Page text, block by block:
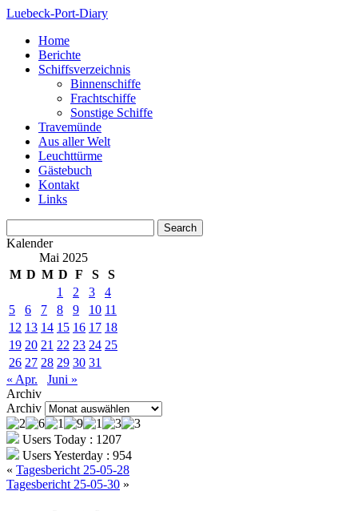
Luebeck-Port-Diary
Home
Berichte
Schiffsverzeichnis
Binnenschiffe
Frachtschiffe
Sonstige Schiffe
Travemünde
Aus aller Welt
Leuchttürme
Gästebuch
Kontakt
Links
Kalender
Mai 2025
M D M D F S
S
1
2 3
4
5
6 7 8 9 10 11
12 13 14 15 16 17 18
19 20 21 22 23 24 25
26 27 28 29 30 31
« Apr.
Juni »
Archiv
Archiv
Users Today : 1207
Users Yesterday : 954
« Tagesbericht 25-05-28
Tagesbericht 25-05-30 »